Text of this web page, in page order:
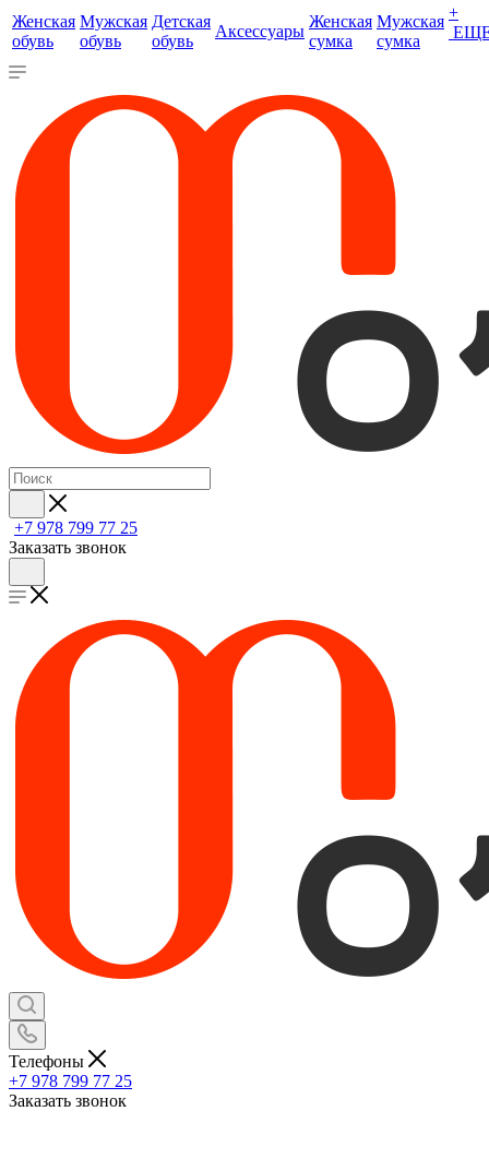
Женская
обувь
Мужская
обувь
Детская
обувь
Аксессуары
Женская
сумка
Мужская
сумка
+
+7 978 799 77 25
Заказать звонок
Телефоны
+7 978 799 77 25
Заказать звонок